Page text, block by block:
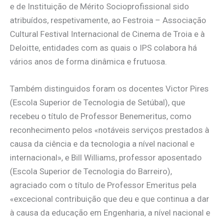
e de Instituição de Mérito Socioprofissional sido
atribuídos, respetivamente, ao Festroia – Associação
Cultural Festival Internacional de Cinema de Troia e à
Deloitte, entidades com as quais o IPS colabora há
vários anos de forma dinâmica e frutuosa.
Também distinguidos foram os docentes Victor Pires
(Escola Superior de Tecnologia de Setúbal), que
recebeu o título de Professor Benemeritus, como
reconhecimento pelos «notáveis serviços prestados à
causa da ciência e da tecnologia a nível nacional e
internacional», e Bill Williams, professor aposentado
(Escola Superior de Tecnologia do Barreiro),
agraciado com o título de Professor Emeritus pela
«excecional contribuição que deu e que continua a dar
à causa da educação em Engenharia, a nível nacional e